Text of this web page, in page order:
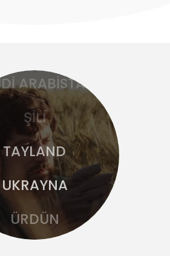
ARABİSTAN
ŞİLİ
TAYLAND
UKRAYNA
ÜRDÜN
CEZAYİR